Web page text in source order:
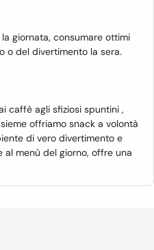
giornata, consumare ottimi
o del divertimento la sera.
caffè agli sfiziosi spuntini ,
offriamo snack a volontà
di vero divertimento e
al menù del giorno, offre una